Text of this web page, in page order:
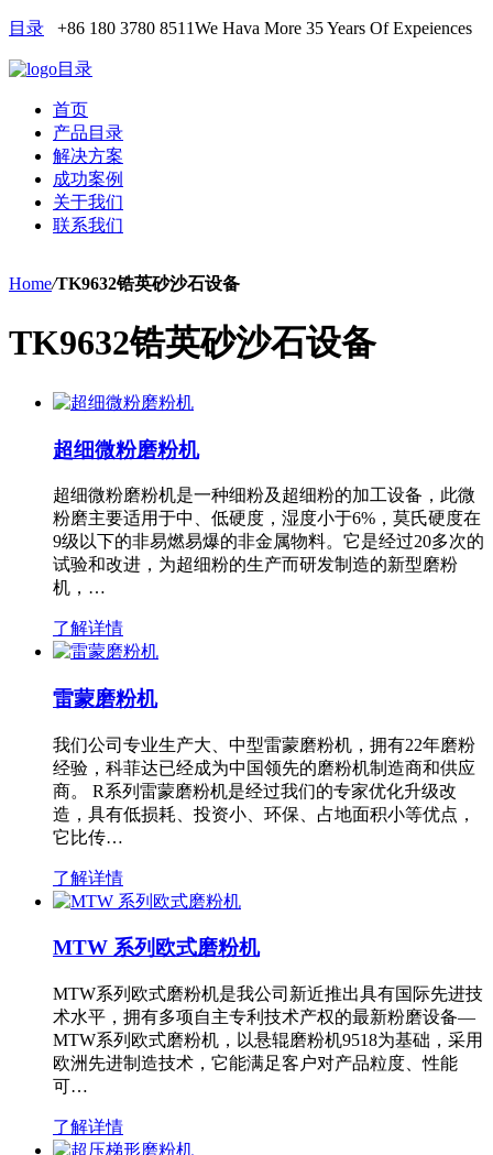
目录 +86 180 3780 8511We Hava More 35 Years Of Expeiences
目录
首页
产品目录
解决方案
成功案例
关于我们
联系我们
Home/TK9632锆英砂沙石设备
TK9632锆英砂沙石设备
超细微粉磨粉机
超细微粉磨粉机是一种细粉及超细粉的加工设备，此微
粉磨主要适用于中、低硬度，湿度小于6%，莫氏硬度在
9级以下的非易燃易爆的非金属物料。它是经过20多次的
试验和改进，为超细粉的生产而研发制造的新型磨粉
机，…
了解详情
雷蒙磨粉机
我们公司专业生产大、中型雷蒙磨粉机，拥有22年磨粉
经验，科菲达已经成为中国领先的磨粉机制造商和供应
商。 R系列雷蒙磨粉机是经过我们的专家优化升级改
造，具有低损耗、投资小、环保、占地面积小等优点，
它比传…
了解详情
MTW 系列欧式磨粉机
MTW系列欧式磨粉机是我公司新近推出具有国际先进技
术水平，拥有多项自主专利技术产权的最新粉磨设备—
MTW系列欧式磨粉机，以悬辊磨粉机9518为基础，采用
欧洲先进制造技术，它能满足客户对产品粒度、性能
可…
了解详情